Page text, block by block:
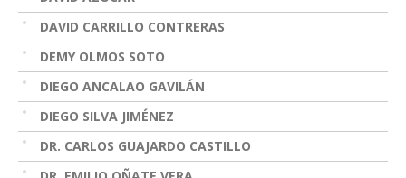
DAVID CARRILLO CONTRERAS
DEMY OLMOS SOTO
DIEGO ANCALAO GAVILÁN
DIEGO SILVA JIMÉNEZ
DR. CARLOS GUAJARDO CASTILLO